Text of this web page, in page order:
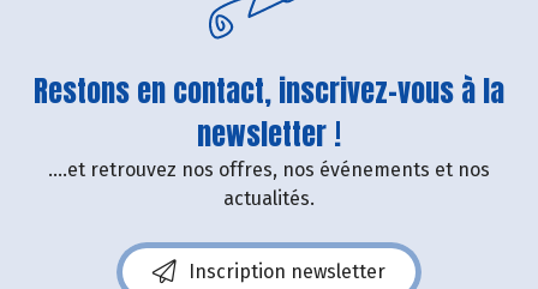
Restons en contact, inscrivez-vous à la
newsletter !
....et retrouvez nos offres, nos événements et nos
actualités.
Inscription newsletter